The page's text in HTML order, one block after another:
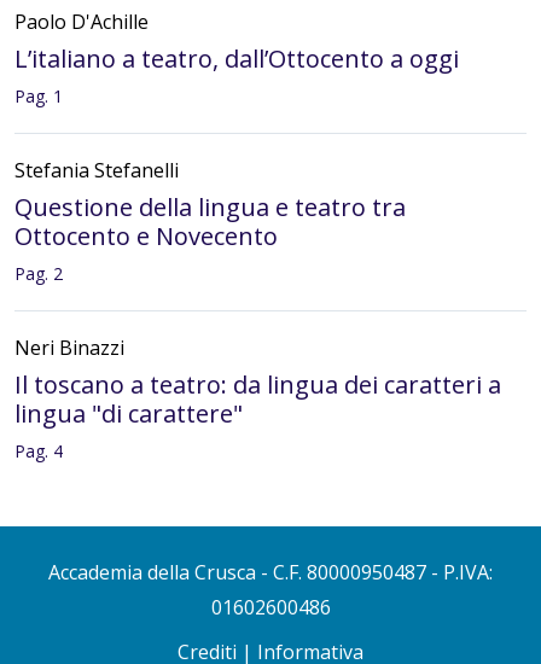
Paolo D'Achille
L’italiano a teatro, dall’Ottocento a oggi
Pag. 1
Stefania Stefanelli
Questione della lingua e teatro tra
Ottocento e Novecento
Pag. 2
Neri Binazzi
Il toscano a teatro: da lingua dei caratteri a
lingua "di carattere"
Pag. 4
Sergio Lubello
Luigi Pirandello sulle scene: dinamiche
Accademia della Crusca - C.F. 80000950487 - P.IVA:
01602600486
Crediti | Informativa